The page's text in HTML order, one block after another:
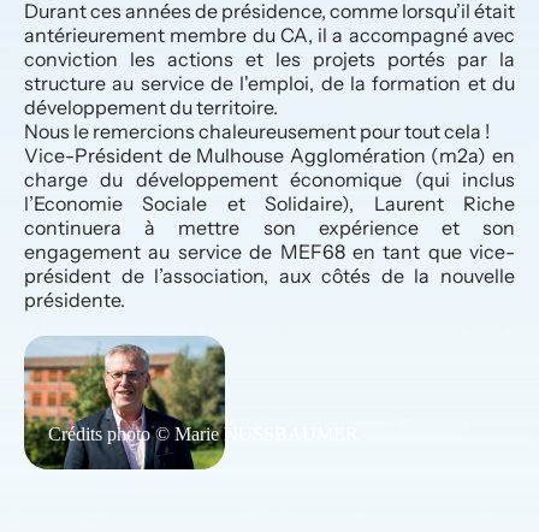
Durant ces années de présidence, comme lorsqu’il était
antérieurement membre du CA, il a accompagné avec
conviction les actions et les projets portés par la
structure au service de l'emploi, de la formation et du
développement du territoire.
Nous le remercions chaleureusement pour tout cela !
Vice-Président de Mulhouse Agglomération (m2a) en
charge du développement économique (qui inclus
l’Economie Sociale et Solidaire), Laurent Riche
continuera à mettre son expérience et son
engagement au service de MEF68 en tant que vice-
président de l’association, aux côtés de la nouvelle
présidente.